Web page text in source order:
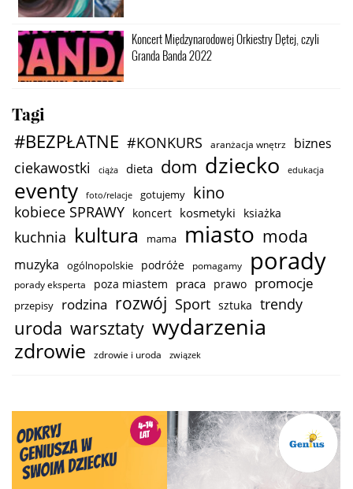
Koncert Międzynarodowej Orkiestry Dętej, czyli
Granda Banda 2022
Tagi
#BEZPŁATNE #KONKURS aranżacja wnętrz biznes
ciekawostki ciąża dieta dom dziecko edukacja
eventy foto/relacje gotujemy kino
kobiece SPRAWY koncert kosmetyki ksiażka
kuchnia kultura mama miasto moda
muzyka ogólnopolskie podróże pomagamy porady
porady eksperta poza miastem praca prawo promocje
przepisy rodzina rozwój Sport sztuka trendy
uroda warsztaty wydarzenia
zdrowie zdrowie i uroda związek